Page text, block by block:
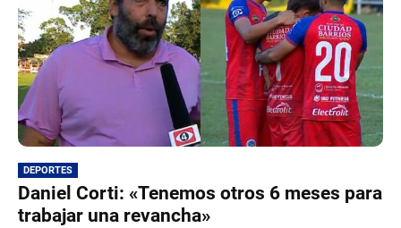
DEPORTES
Daniel Corti: «Tenemos otros 6 meses para
trabajar una revancha»